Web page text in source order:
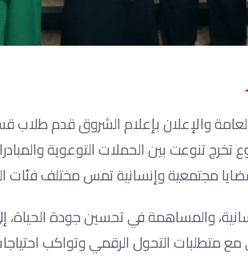
والإعلان بإعلام الشروق قدم طلاب
العالي للإعلام بأكاديمية الشروق 29 مشروع تخرج تنوعت بين
مجتمعية وإنسانية تمس مختلف فئات
والمساهمة في تحسين جودة
متطلبات التحول الرقمي وتواكب